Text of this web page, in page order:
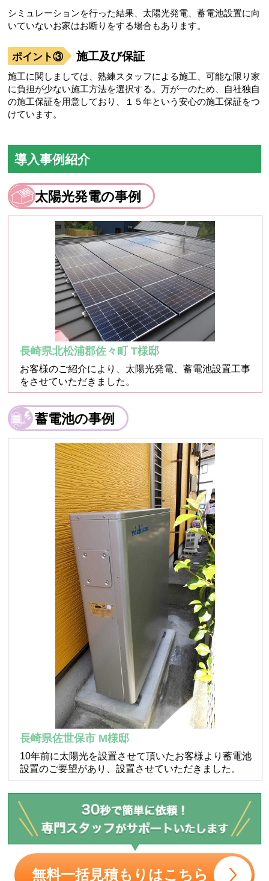
シミュレーションを行った結果、太陽光発電、蓄電池設置に向
いていないお家はお断りをする場合もあります。
施工及び保証
施工に関しましては、熟練スタッフによる施工、可能な限り家
に負担が少ない施工方法を選択する。万が一のため、自社独自
の施工保証を用意しており、１５年という安心の施工保証をつ
けています。
導入事例紹介
太陽光発電の事例
長崎県北松浦郡佐々町 T様邸
お客様のご紹介により、太陽光発電、蓄電池設置工事
をさせていただきました。
蓄電池の事例
長崎県佐世保市 M様邸
10年前に太陽光を設置させて頂いたお客様より蓄電池
設置のご要望があり、設置させていただきました。
無料一括見積もりはこちら